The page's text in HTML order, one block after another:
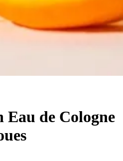
Eau de Cologne